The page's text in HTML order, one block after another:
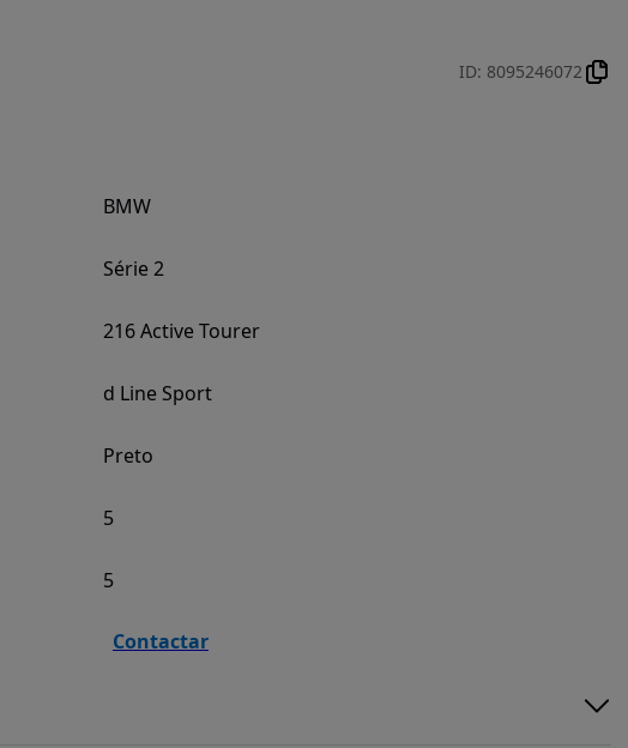
ID: 8095246072
BMW
Série 2
216 Active Tourer
d Line Sport
Preto
5
5
Contactar